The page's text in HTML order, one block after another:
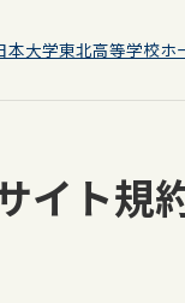
本大学東北高等学校ホ
イト規